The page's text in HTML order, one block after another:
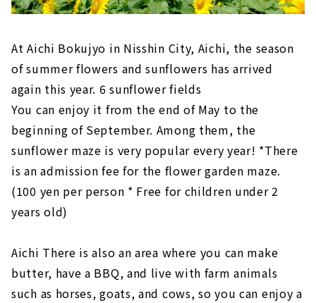
At Aichi Bokujyo in Nisshin City, Aichi, the season
of summer flowers and sunflowers has arrived
again this year. 6 sunflower fields
You can enjoy it from the end of May to the
beginning of September. Among them, the
sunflower maze is very popular every year! *There
is an admission fee for the flower garden maze.
(100 yen per person * Free for children under 2
years old)
Aichi There is also an area where you can make
butter, have a BBQ, and live with farm animals
such as horses, goats, and cows, so you can enjoy a